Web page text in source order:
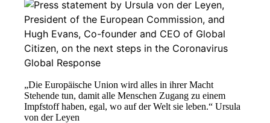
„Die Europäische Union wird alles in ihrer Macht
Stehende tun, damit alle Menschen Zugang zu einem
Impfstoff haben, egal, wo auf der Welt sie leben.“ Ursula
von der Leyen